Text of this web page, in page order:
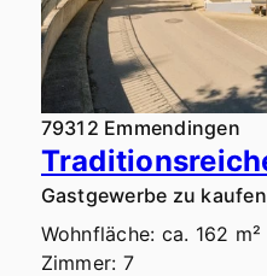
79312 Emmendingen
Gastgewerbe zu kaufen
Wohnfläche: ca. 162 m²
Zimmer: 7